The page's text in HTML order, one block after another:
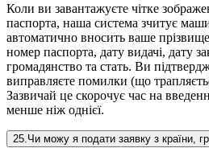
Коли ви завантажуєте чітке
паспорта, наша система зчитує
автоматично вносить ваше
номер паспорта, дату видачі, дату
громадянство та стать. Ви
виправляєте помилки (що
Зазвичай це скорочує час на
менше ніж однієї.
25 Чи можу я подати заявку з країни,